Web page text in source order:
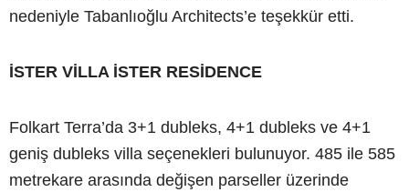
nedeniyle Tabanlıoğlu Architects’e teşekkür etti.
İSTER VİLLA İSTER RESİDENCE
Folkart Terra’da 3+1 dubleks, 4+1 dubleks ve 4+1
geniş dubleks villa seçenekleri bulunuyor. 485 ile 585
metrekare arasında değişen parseller üzerinde